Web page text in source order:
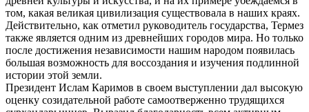
том, какая великая цивилизация существовала в наших краях.
Действительно, как отметил руководитель государства, Термез
также является одним из древнейших городов мира. Но только
после достижения независимости нашим народом появилась
большая возможность для воссоздания и изучения подлинной
истории этой земли.
Президент Ислам Каримов в своем выступлении дал высокую
оценку созидательной работе самоотверженно трудящихся